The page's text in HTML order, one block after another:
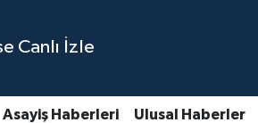
Canlı İzle
Asayiş Haberleri Ulusal Haberler